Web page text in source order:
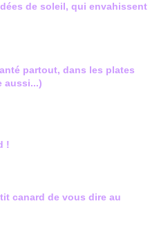
de soleil, qui envahissent
partout, dans les plates
aussi...)
!
canard de vous dire au